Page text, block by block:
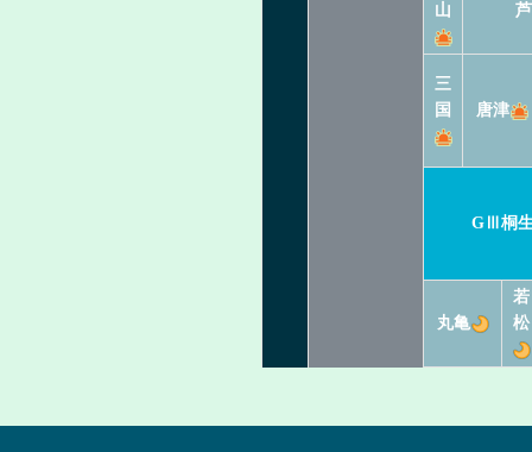
山
三
国
唐津
GⅢ桐
丸亀
若
松